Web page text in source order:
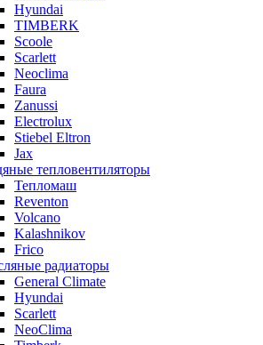
Hyundai
TIMBERK
Scoole
Scarlett
Neoclima
Faura
Zanussi
Electrolux
Stiebel Eltron
Jax
тепловентиляторы
Тепломаш
Reventon
Volcano
Kalashnikov
Frico
радиаторы
General Climate
Hyundai
Scarlett
NeoClima